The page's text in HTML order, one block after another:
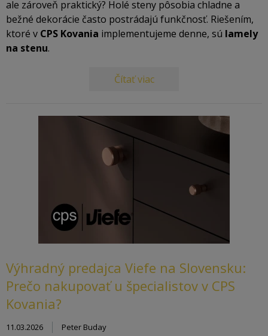
ale zároveň praktický? Holé steny pôsobia chladne a
bežné dekorácie často postrádajú funkčnosť. Riešením,
ktoré v CPS Kovania implementujeme denne, sú lamely
na stenu.
Čítať viac
Výhradný predajca Viefe na Slovensku:
Prečo nakupovať u špecialistov v CPS
Kovania?
11.03.2026 Peter Buday